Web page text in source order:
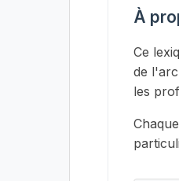
À
Ce
de
les